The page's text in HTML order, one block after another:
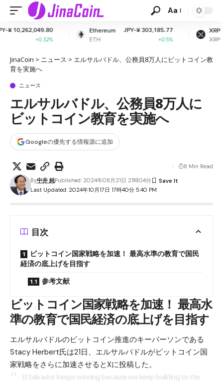
Aa
Ethereum
ETH
JPY-¥ 303,185.77
XRP
XRP
JPY-¥ 165.18
+2.54%
JinaCoin > ニュース > エルサルバドル、公務員8万人にビットコイン教
育を実施へ
ニュース
エルサルバドル、公務員8万人に
ビットコイン教育を実施へ
Googleの優先する情報源に追加
Last Updated: 2024年10月17日 17時40分 5:40 PM
By中井 純Published: 2024年08月21日 21時04分
8 Min Read
目次
ビットコイン国家戦略を加速！ 最高水準の教育で国民
経済の底上げを目指す
参考文献
ビットコイン国家戦略を加速！ 最高水
準の教育で国民経済の底上げを目指す
エルサルバドルのビットコイン推進のキーパーソンである
Stacy Herbert氏は21日、エルサルバドルがビットコイン国
家戦略をさらに加速させるとXに投稿した。